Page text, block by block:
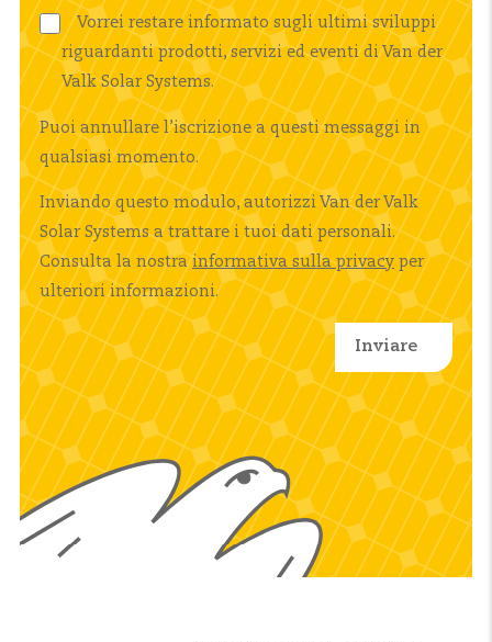
Vorrei restare informato sugli ultimi sviluppi
riguardanti prodotti, servizi ed eventi di Van der
Valk Solar Systems.
Puoi annullare l’iscrizione a questi messaggi in
qualsiasi momento.
Inviando questo modulo, autorizzi Van der Valk
Solar Systems a trattare i tuoi dati personali.
Consulta la nostrainformativa sulla privacy per
ulteriori informazioni.